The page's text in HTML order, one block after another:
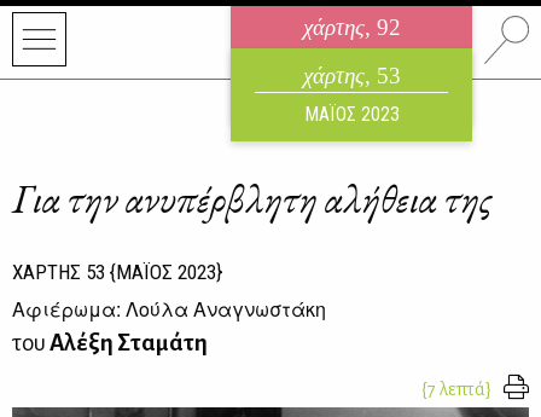
χάρτης, 92
ηλεκτρονικό περιοδικό
ΑΥΓΟΥΣΤΟΣ 2026
χάρτης, 53
ΜΑΪΟΣ 2023
Για την ανυπέρβλητη αλήθεια της
ΧΑΡΤΗΣ 53 {ΜΑΪΟΣ 2023}
Αφιέρωμα: Λούλα Αναγνωστάκη
τουΑλέξη Σταμάτη
{7 λεπτά}